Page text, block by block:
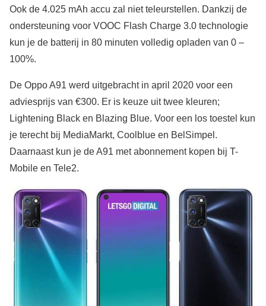
Ook de 4.025 mAh accu zal niet teleurstellen. Dankzij de
ondersteuning voor VOOC Flash Charge 3.0 technologie
kun je de batterij in 80 minuten volledig opladen van 0 –
100%.
De Oppo A91 werd uitgebracht in april 2020 voor een
adviesprijs van €300. Er is keuze uit twee kleuren;
Lightening Black en Blazing Blue. Voor een los toestel kun
je terecht bij MediaMarkt, Coolblue en BelSimpel.
Daarnaast kun je de A91 met abonnement kopen bij T-
Mobile en Tele2.